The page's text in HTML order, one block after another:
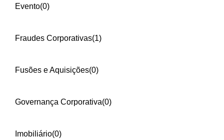
Evento(0)
Fraudes Corporativas(1)
Fusões e Aquisições(0)
Governança Corporativa(0)
Imobiliário(0)